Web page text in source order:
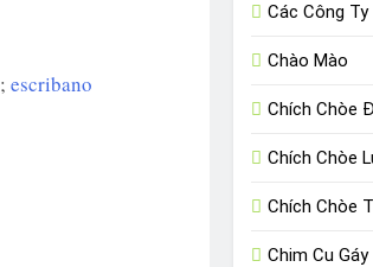
; escribano
Các Công
Chào Mào
Chích Chòe
Chích Chòe
Chích Chòe
Chim Cu Gáy